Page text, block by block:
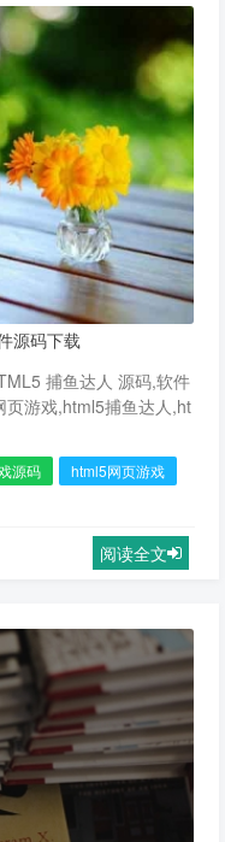
源码下载
捕鱼达人 源码,软件
游戏,html5捕鱼达人,ht
源码
html5网页游戏
阅读全文